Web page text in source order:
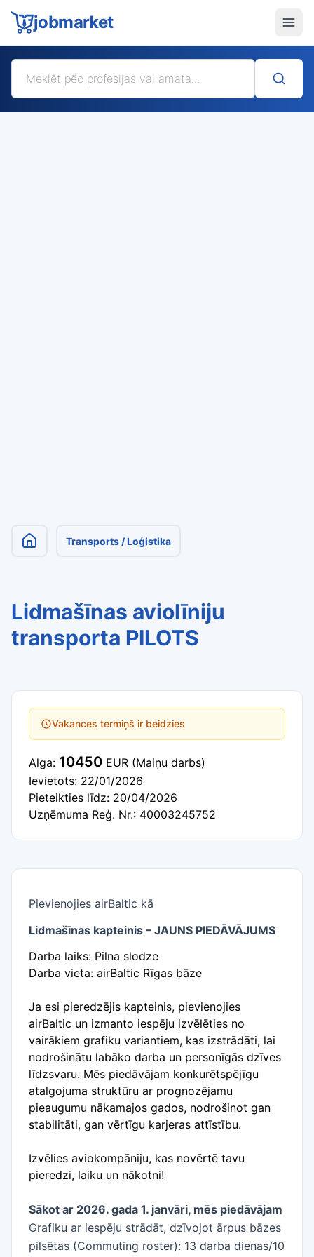
jobmarket
Transports / Loģistika
Lidmašīnas aviolīniju
transporta PILOTS
Pievienojies airBaltic kā
Lidmašīnas kapteinis – JAUNS PIEDĀVĀJUMS
Darba laiks: Pilna slodze
Darba vieta: airBaltic Rīgas bāze
Ja esi pieredzējis kapteinis, pievienojies
airBaltic un izmanto iespēju izvēlēties no
vairākiem grafiku variantiem, kas izstrādāti, lai
nodrošinātu labāko darba un personīgās dzīves
līdzsvaru. Mēs piedāvājam konkurētspējīgu
atalgojuma struktūru ar prognozējamu
pieaugumu nākamajos gados, nodrošinot gan
stabilitāti, gan vērtīgu karjeras attīstību.
Izvēlies aviokompāniju, kas novērtē tavu
pieredzi, laiku un nākotni!
Sākot ar 2026. gada 1. janvāri, mēs piedāvājam
Grafiku ar iespēju strādāt, dzīvojot ārpus bāzes
pilsētas (Commuting roster): 13 darba dienas/10
Vakances termiņš ir beidzies
Alga: 10450 EUR (Maiņu darbs)
Ievietots: 22/01/2026
Pieteikties līdz: 20/04/2026
Uzņēmuma Reģ. Nr.: 40003245752